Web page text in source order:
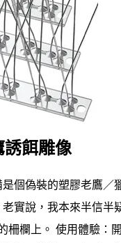
餌雕像
個偽裝的塑膠老鷹
實說，我本來半信
柵欄上。 使用體驗